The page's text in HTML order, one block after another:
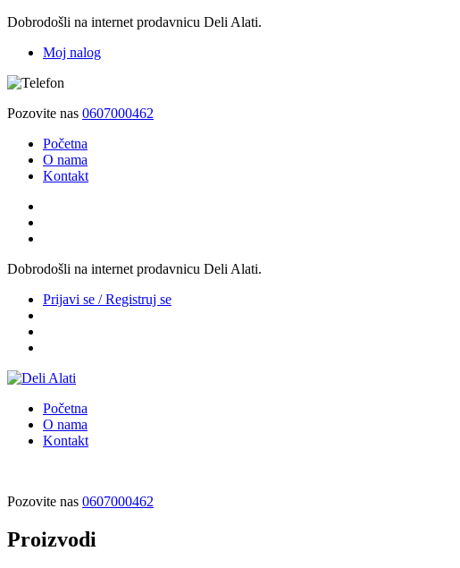
Dobrodošli na internet prodavnicu Deli Alati.
Moj nalog
Pozovite nas 0607000462
Početna
O nama
Kontakt
Dobrodošli na internet prodavnicu Deli Alati.
Prijavi se / Registruj se
Početna
O nama
Kontakt
Pozovite nas 0607000462
Proizvodi